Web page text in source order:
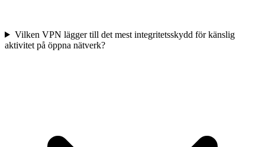
Vilken VPN lägger till det mest integritetsskydd för känslig
aktivitet på öppna nätverk?